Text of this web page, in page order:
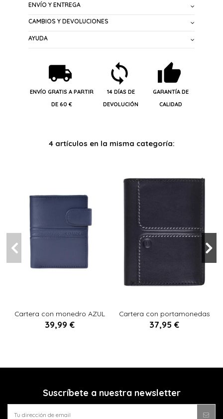
ENVÍO Y ENTREGA
CAMBIOS Y DEVOLUCIONES
AYUDA
ENVÍO GRATIS A PARTIR
DE 60 €
14 DÍAS DE
DEVOLUCIÓN
GARANTÍA DE
CALIDAD
4 artículos en la misma categoría:
Cartera con monedro AZUL
PETROLEO
39,99 €
Añadir al carrito
Cartera con portamonedas
NEGRO
37,95 €
Añadir al carrito
Suscríbete a nuestra newsletter